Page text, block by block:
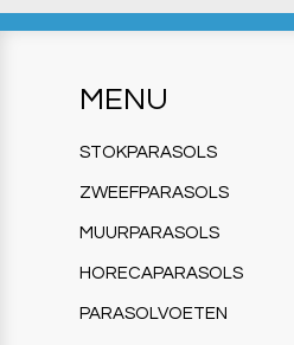
MENU
STOKPARASOLS
ZWEEFPARASOLS
MUURPARASOLS
HORECAPARASOLS
PARASOLVOETEN